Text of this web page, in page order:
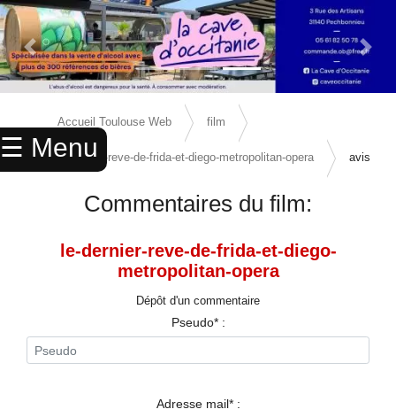
☰ Menu
× ACCUEIL
ANNUAIRE
CINEMA
MARIAGES
Previous Slide Next
Accueil Toulouse Web film
le-dernier-reve-de-frida-et-diego-metropolitan-opera avis
Commentaires du film:
le-dernier-reve-de-frida-et-diego-
metropolitan-opera
Dépôt d'un commentaire
Pseudo* :
Adresse mail* :